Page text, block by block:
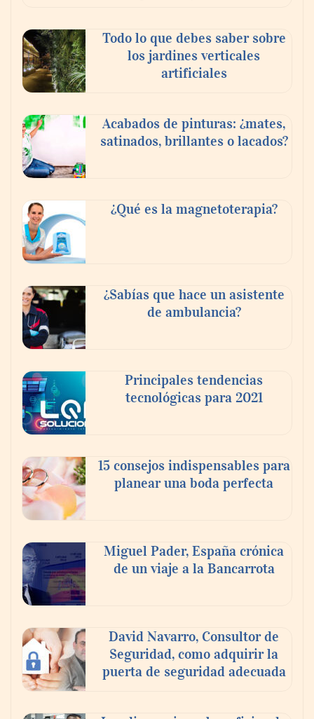
buscan proyectar talento mexicano y
fortalecer el turismo médico
En el Día de la Cerveza, Grupo Modelo
mundo elige para reunirse: 7 de cada 10 la
escogen
compromiso para el eclipse solar del 12 de
agosto
Todo lo que debes saber sobre
los jardines verticales
artificiales
Acabados de pinturas: ¿mates,
satinados, brillantes o lacados?
¿Qué es la magnetoterapia?
¿Sabías que hace un asistente
de ambulancia?
Principales tendencias
tecnológicas para 2021
15 consejos indispensables para
planear una boda perfecta
Miguel Pader, España crónica
de un viaje a la Bancarrota
David Navarro, Consultor de
Seguridad, como adquirir la
puerta de seguridad adecuada